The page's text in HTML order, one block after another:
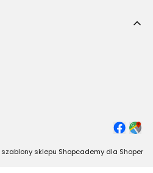
szablony sklepu Shopcademy dla Shoper